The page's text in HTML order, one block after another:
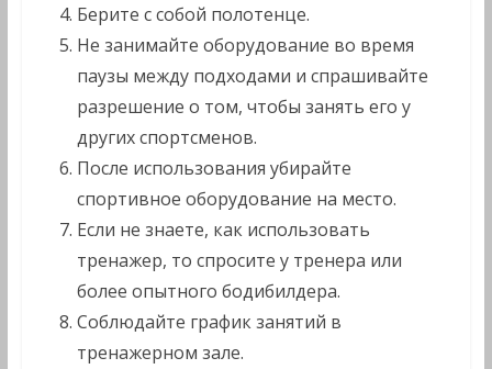
Берите с собой полотенце.
Не занимайте оборудование во время
паузы между подходами и спрашивайте
разрешение о том, чтобы занять его у
других спортсменов.
После использования убирайте
спортивное оборудование на место.
Если не знаете, как использовать
тренажер, то спросите у тренера или
более опытного бодибилдера.
Соблюдайте график занятий в
тренажерном зале.